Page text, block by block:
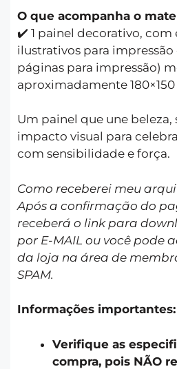
O que acompanha o
✔️ 1 painel decorativo, com
ilustrativos para impressão
páginas para impressão)
aproximadamente 180×150
Um painel que une
impacto visual para
com sensibilidade e força.
Como receberei meu
Após a confirmação do
receberá o link para
por E-MAIL ou você pode
da loja na área de
SPAM.
Informações importantes:
Verifique as
compra, pois NÃO